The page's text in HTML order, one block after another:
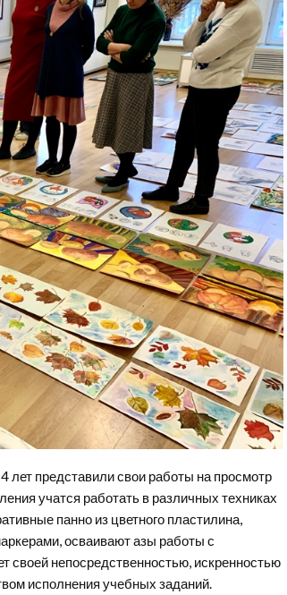
представили свои работы на просмотр
учатся работать в различных техниках
панно из цветного пластилина,
осваивают азы работы с
своей непосредственностью, искренностью
исполнения учебных заданий.